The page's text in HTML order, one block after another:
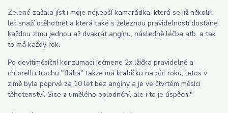
Zelené začala jíst i moje nejlepší kamarádka, která se již několik
let snaží otěhotnět a která také s železnou pravidelností dostane
každou zimu jednou až dvakrát angínu, následně léčba atb. a tak
to má každý rok.
Po devítiměsíční konzumaci ječmene 2x lžička pravidelně a
chlorellu trochu "fláká" takže má krabičku na půl roku, letos v
zimě byla poprvé za 10 let bez angíny a je ve čtvrtém měsíci
těhotenství. Sice z umělého oplodnění, ale i to je úspěch."